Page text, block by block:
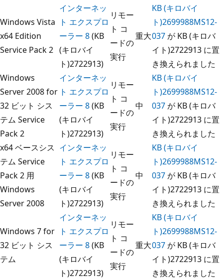
Windows Vista
x64 Edition
Service Pack 2
インターネッ
ト エクスプロ
ーラー 8(KB
(キロバイ
ト)2722913)
リモー
ト コ
ードの
実行
重大
KB (キロバイ
ト)2699988MS12-
037 が KB (キロバ
イト)2722913 に置
き換えられました
Windows
Server 2008 for
32 ビット シス
テム Service
Pack 2
インターネッ
ト エクスプロ
ーラー 8(KB
(キロバイ
ト)2722913)
リモー
ト コ
ードの
実行
中
KB (キロバイ
ト)2699988MS12-
037 が KB (キロバ
イト)2722913 に置
き換えられました
x64 ベースシス
テム Service
Pack 2 用
Windows
Server 2008
インターネッ
ト エクスプロ
ーラー 8(KB
(キロバイ
ト)2722913)
リモー
ト コ
ードの
実行
中
KB (キロバイ
ト)2699988MS12-
037 が KB (キロバ
イト)2722913 に置
き換えられました
Windows 7 for
32 ビット シス
テム
インターネッ
ト エクスプロ
ーラー 8(KB
(キロバイ
ト)2722913)
リモー
ト コ
ードの
実行
重大
KB (キロバイ
ト)2699988MS12-
037 が KB (キロバ
イト)2722913 に置
き換えられました